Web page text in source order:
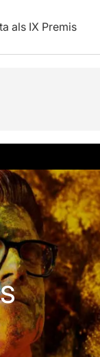
als IX Premis